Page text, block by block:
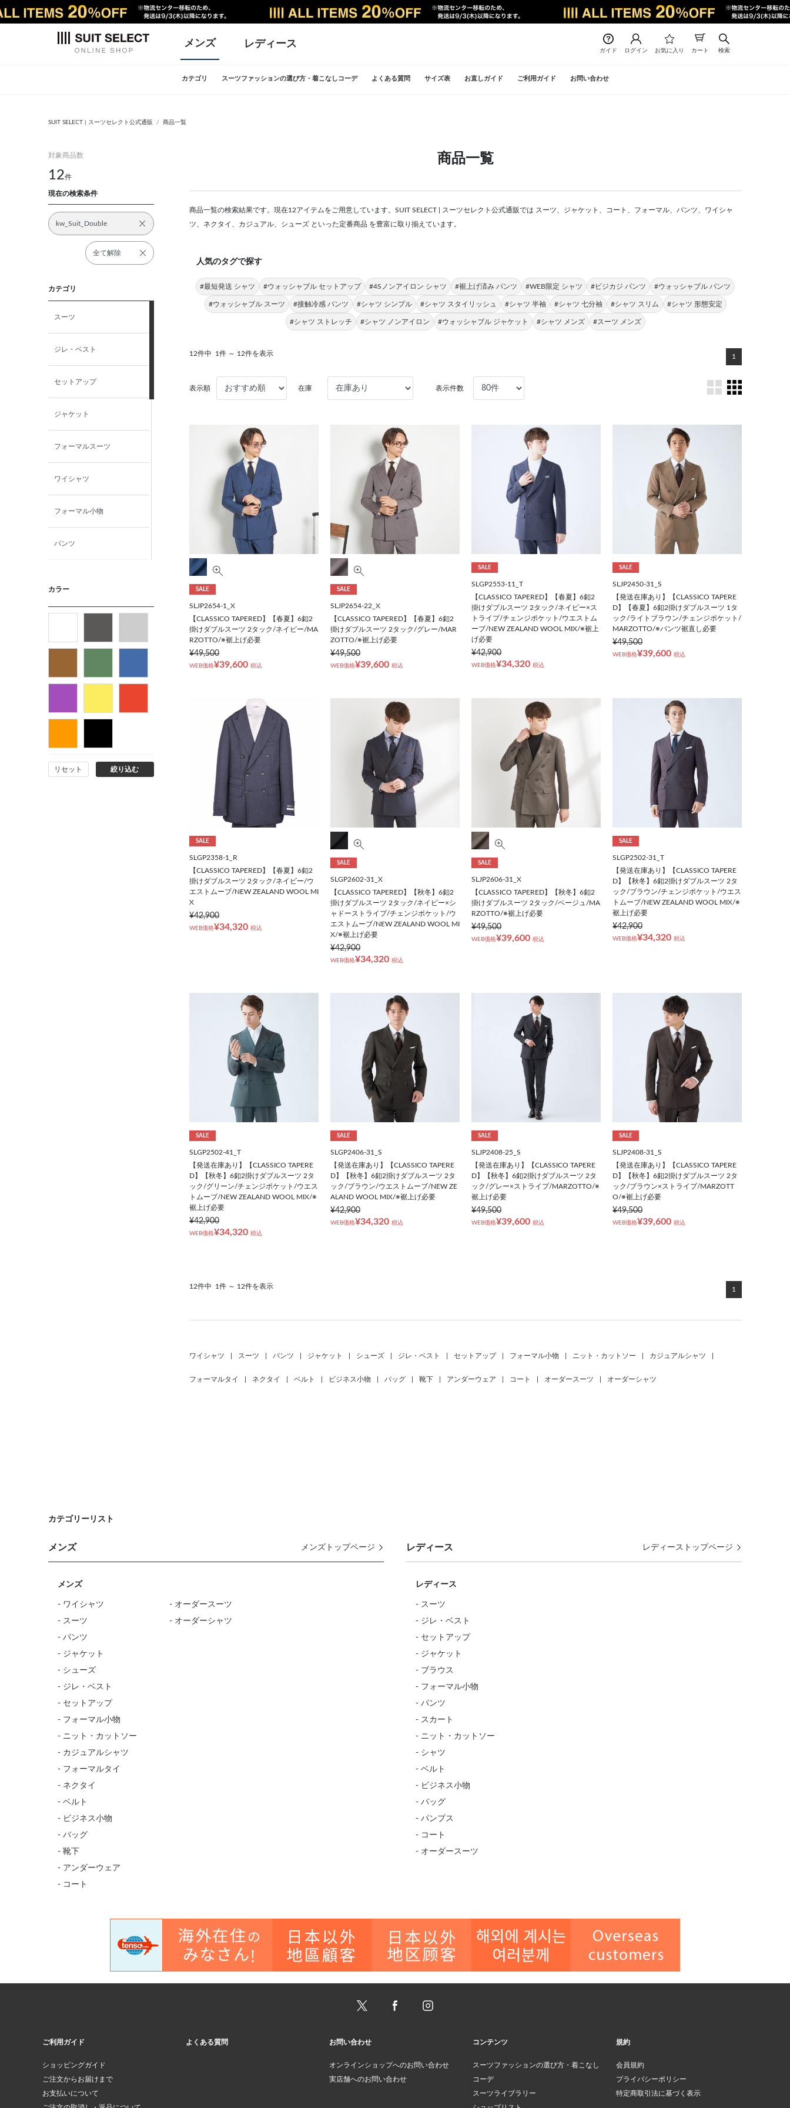
メンズ レディース
ガイド ログイン お気に入り カート 検索
カテゴリ スーツファッションの選び方・着こなしコーデ よくある質問 サイズ表 お直しガイド ご利用ガイド お問い合わせ
SUIT SELECT | スーツセレクト公式通販 商品一覧
対象商品数
12件
現在の検索条件
kw_Suit_Double
全て解除
カテゴリ
スーツ
ジレ・ベスト
セットアップ
ジャケット
フォーマルスーツ
ワイシャツ
フォーマル小物
パンツ
カジュアルシャツ
フォーマルタイ
バッグ
カラー
リセット 絞り込む
商品一覧
商品一覧の検索結果です。現在12アイテムをご用意しています。SUIT SELECT | スーツセレクト公式通販では スーツ、ジャケット、コート、フォーマル、パンツ、ワイシャ
ツ、ネクタイ、カジュアル、シューズ といった定番商品 を豊富に取り揃えています。
人気のタグで探す
#最短発送 シャツ #ウォッシャブル セットアップ #4Sノンアイロン シャツ #裾上げ済み パンツ #WEB限定 シャツ #ビジカジ パンツ #ウォッシャブル パンツ
#ウォッシャブル スーツ #接触冷感 パンツ #シャツ シンプル #シャツ スタイリッシュ #シャツ 半袖 #シャツ 七分袖 #シャツ スリム #シャツ 形態安定
#シャツ ストレッチ #シャツ ノンアイロン #ウォッシャブル ジャケット #シャツ メンズ #スーツ メンズ
12件中 1件 ～ 12件を表示 1
表示順 在庫 表示件数
SALE
SLJP2654-1_X
【CLASSICO TAPERED】【春夏】6釦2
掛けダブルスーツ 2タック/ネイビー/MA
RZOTTO/※裾上げ必要
¥49,500
WEB価格¥39,600 税込
SALE
SLJP2654-22_X
【CLASSICO TAPERED】【春夏】6釦2
掛けダブルスーツ 2タック/グレー/MAR
ZOTTO/※裾上げ必要
¥49,500
WEB価格¥39,600 税込
SALE
SLGP2553-11_T
【CLASSICO TAPERED】【春夏】6釦2
掛けダブルスーツ 2タック/ネイビー×ス
トライプ/チェンジポケット/ウエストム
ーブ/NEW ZEALAND WOOL MIX/※裾上
げ必要
¥42,900
WEB価格¥34,320 税込
SALE
SLJP2450-31_S
【発送在庫あり】【CLASSICO TAPERE
D】【春夏】6釦2掛けダブルスーツ 1タ
ック/ライトブラウン/チェンジポケット/
MARZOTTO/※パンツ裾直し必要
¥49,500
WEB価格¥39,600 税込
SALE
SLGP2358-1_R
【CLASSICO TAPERED】【春夏】6釦2
掛けダブルスーツ 2タック/ネイビー/ウ
エストムーブ/NEW ZEALAND WOOL MI
X
¥42,900
WEB価格¥34,320 税込
SALE
SLGP2602-31_X
【CLASSICO TAPERED】【秋冬】6釦2
掛けダブルスーツ 2タック/ネイビー×シ
ャドーストライプ/チェンジポケット/ウ
エストムーブ/NEW ZEALAND WOOL MI
X/※裾上げ必要
¥42,900
WEB価格¥34,320 税込
SALE
SLJP2606-31_X
【CLASSICO TAPERED】【秋冬】6釦2
掛けダブルスーツ 2タック/ベージュ/MA
RZOTTO/※裾上げ必要
¥49,500
WEB価格¥39,600 税込
SALE
SLGP2502-31_T
【発送在庫あり】【CLASSICO TAPERE
D】【秋冬】6釦2掛けダブルスーツ 2タ
ック/ブラウン/チェンジポケット/ウエス
トムーブ/NEW ZEALAND WOOL MIX/※
裾上げ必要
¥42,900
WEB価格¥34,320 税込
SALE
SLGP2502-41_T
【発送在庫あり】【CLASSICO TAPERE
D】【秋冬】6釦2掛けダブルスーツ 2タ
ック/グリーン/チェンジポケット/ウエス
トムーブ/NEW ZEALAND WOOL MIX/※
裾上げ必要
¥42,900
WEB価格¥34,320 税込
SALE
SLGP2406-31_S
【発送在庫あり】【CLASSICO TAPERE
D】【秋冬】6釦2掛けダブルスーツ 2タ
ック/ブラウン/ウエストムーブ/NEW ZE
ALAND WOOL MIX/※裾上げ必要
¥42,900
WEB価格¥34,320 税込
SALE
SLJP2408-25_S
【発送在庫あり】【CLASSICO TAPERE
D】【秋冬】6釦2掛けダブルスーツ 2タ
ック/グレー×ストライプ/MARZOTTO/※
裾上げ必要
¥49,500
WEB価格¥39,600 税込
SALE
SLJP2408-31_S
【発送在庫あり】【CLASSICO TAPERE
D】【秋冬】6釦2掛けダブルスーツ 2タ
ック/ブラウン×ストライプ/MARZOTT
O/※裾上げ必要
¥49,500
WEB価格¥39,600 税込
12件中 1件 ～ 12件を表示 1
ワイシャツ スーツ パンツ ジャケット シューズ ジレ・ベスト セットアップ フォーマル小物 ニット・カットソー カジュアルシャツ
フォーマルタイ ネクタイ ベルト ビジネス小物 バッグ 靴下 アンダーウェア コート オーダースーツ オーダーシャツ
カテゴリーリスト
メンズ メンズトップページ
メンズ
- ワイシャツ
- スーツ
- パンツ
- ジャケット
- シューズ
- ジレ・ベスト
- セットアップ
- フォーマル小物
- ニット・カットソー
- カジュアルシャツ
- フォーマルタイ
- ネクタイ
- ベルト
- ビジネス小物
- バッグ
- 靴下
- アンダーウェア
- コート
- オーダースーツ
- オーダーシャツ
レディース レディーストップページ
レディース
- スーツ
- ジレ・ベスト
- セットアップ
- ジャケット
- ブラウス
- フォーマル小物
- パンツ
- スカート
- ニット・カットソー
- シャツ
- ベルト
- ビジネス小物
- バッグ
- パンプス
- コート
- オーダースーツ
ご利用ガイド
ショッピングガイド
ご注文からお届けまで
お支払いについて
よくある質問 お問い合わせ
オンラインショップへのお問い合わせ
実店舗へのお問い合わせ
コンテンツ
スーツファッションの選び方・着こなし
コーデ
スーツライブラリー
規約
会員規約
プライバシーポリシー
特定商取引法に基づく表示